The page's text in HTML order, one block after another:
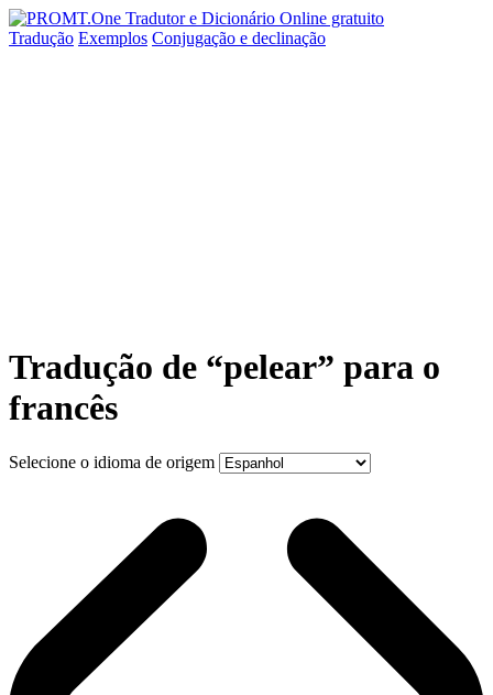
Tradução Exemplos Conjugação e declinação
Tradução de “pelear” para o
francês
Selecione o idioma de origem